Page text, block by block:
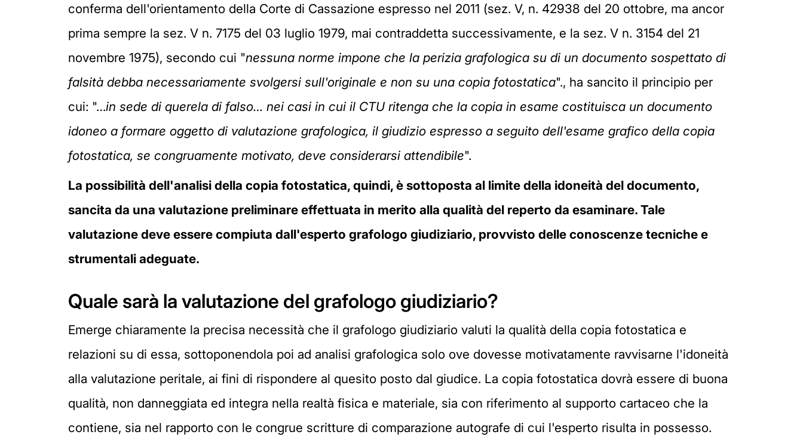
conferma dell'orientamento della Corte di Cassazione espresso nel 2011 (sez. V, n. 42938 del 20 ottobre, ma ancor
prima sempre la sez. V n. 7175 del 03 luglio 1979, mai contraddetta successivamente, e la sez. V n. 3154 del 21
novembre 1975), secondo cui "nessuna norme impone che la perizia grafologica su di un documento sospettato di
falsità debba necessariamente svolgersi sull'originale e non su una copia fotostatica"., ha sancito il principio per
cui: "…in sede di querela di falso… nei casi in cui il CTU ritenga che la copia in esame costituisca un documento
idoneo a formare oggetto di valutazione grafologica, il giudizio espresso a seguito dell'esame grafico della copia
fotostatica, se congruamente motivato, deve considerarsi attendibile".
La possibilità dell'analisi della copia fotostatica, quindi, è sottoposta al limite della idoneità del documento,
sancita da una valutazione preliminare effettuata in merito alla qualità del reperto da esaminare. Tale
valutazione deve essere compiuta dall'esperto grafologo giudiziario, provvisto delle conoscenze tecniche e
strumentali adeguate.
Quale sarà la valutazione del grafologo giudiziario?
Emerge chiaramente la precisa necessità che il grafologo giudiziario valuti la qualità della copia fotostatica e
relazioni su di essa, sottoponendola poi ad analisi grafologica solo ove dovesse motivatamente ravvisarne l'idoneità
alla valutazione peritale, ai fini di rispondere al quesito posto dal giudice. La copia fotostatica dovrà essere di buona
qualità, non danneggiata ed integra nella realtà fisica e materiale, sia con riferimento al supporto cartaceo che la
contiene, sia nel rapporto con le congrue scritture di comparazione autografe di cui l'esperto risulta in possesso.